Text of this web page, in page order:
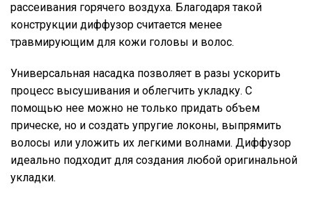
рассеивания горячего воздуха. Благодаря такой
конструкции диффузор считается менее
травмирующим для кожи головы и волос.
Универсальная насадка позволяет в разы ускорить
процесс высушивания и облегчить укладку. С
помощью нее можно не только придать объем
прическе, но и создать упругие локоны, выпрямить
волосы или уложить их легкими волнами. Диффузор
идеально подходит для создания любой оригинальной
укладки.